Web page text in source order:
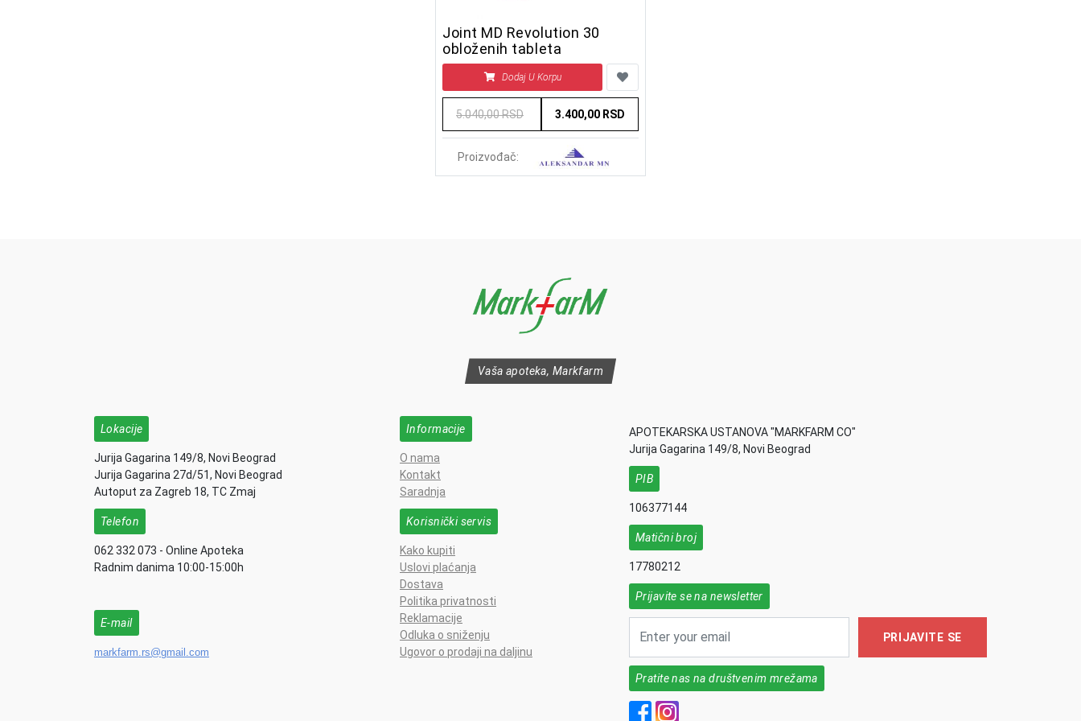
Joint MD Revolution 30
obloženih tableta
Dodaj U Korpu
5.040,00 RSD 3.400,00 RSD
Proizvođač:
Vaša apoteka, Markfarm
Lokacije
Jurija Gagarina 149/8, Novi Beograd
Jurija Gagarina 27d/51, Novi Beograd
Autoput za Zagreb 18, TC Zmaj
Telefon
062 332 073 - Online Apoteka
Radnim danima 10:00-15:00h
E-mail
markfarm.rs@gmail.com
Informacije
O nama
Kontakt
Saradnja
Korisnički servis
Kako kupiti
Uslovi plaćanja
Dostava
Politika privatnosti
Reklamacije
Odluka o sniženju
Ugovor o prodaji na daljinu
APOTEKARSKA USTANOVA "MARKFARM CO"
Jurija Gagarina 149/8, Novi Beograd
PIB
106377144
Matični broj
17780212
Prijavite se na newsletter
PRIJAVITE SE
Pratite nas na društvenim mrežama